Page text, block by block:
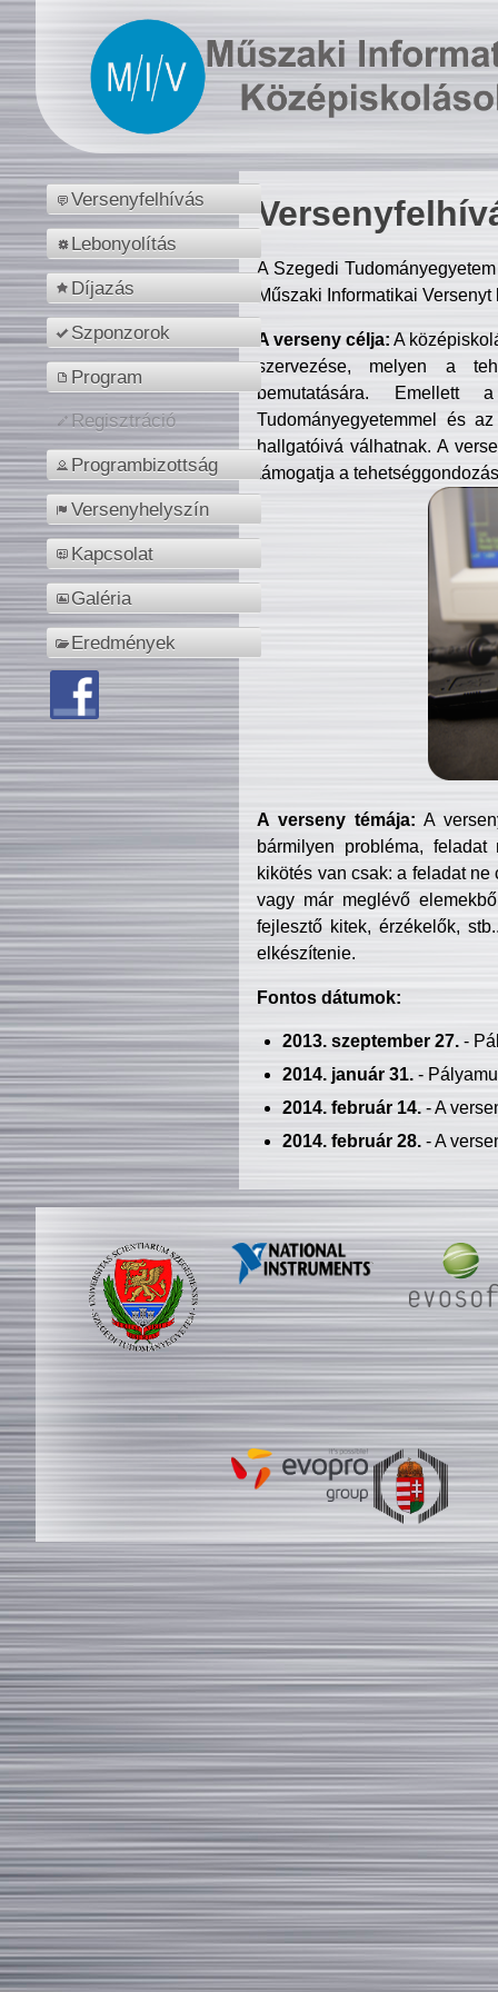
Versenyfelhívás
Lebonyolítás
Díjazás
Szponzorok
Program
Regisztráció
Programbizottság
Versenyhelyszín
Kapcsolat
Galéria
Eredmények
A Szegedi
Műszaki Informatikai
A verseny célja: A
szervezése, melyen a
bemutatására. Emellett
Tudományegyetemmel és
hallgatóivá válhatnak. A
támogatja a
A verseny témája: A
bármilyen probléma, feladat
kikötés van csak: a feladat
vagy már meglévő
fejlesztő kitek, érzékelők,
elkészítenie.
Fontos dátumok:
2013. szeptember 27.-
2014. január 31.-
2014. február 14.- A
2014. február 28.- A